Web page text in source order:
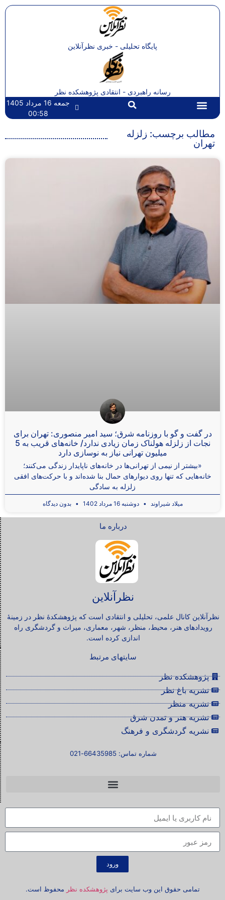
پایگاه تحلیلی - خبری نظرآنلاین
رسانه راهبردی - انتقادی پژوهشکده نظر
جمعه 16 مرداد 1405
00:58
مطالب برچسب: زلزله
تهران
در گفت و گو با روزنامه شرق؛ سید امیر منصوری: تهران برای
نجات از زلزله هولناک زمان زیادی ندارد/ خانه‌های قریب به 5
میلیون تهرانی نیاز به نوسازی دارد
«بیشتر از نیمی از تهرانی‌ها در خانه‌های ناپایدار زندگی می‌کنند؛
خانه‌هایی که تنها روی دیوارهای حمال بنا شده‌اند و با حرکت‌های افقی
زلزله به سادگی
میلاد شیراوند دوشنبه 16 مرداد 1402 بدون دیدگاه
درباره ما
نظرآنلاین
نظرآنلاین کانال علمی، تحلیلی و انتقادی است که پژوهشکدۀ نظر در زمینۀ
رویدادهای هنر، محیط، منظر، شهر، معماری، میراث و گردشگری راه
اندازی کرده است.
سایتهای مرتبط
پژوهشکده نظر
نشریه باغ نظر
نشریه منظر
نشریه هنر و تمدن شرق
نشریه گردشگری و فرهنگ
شماره تماس: 66435985-021
ورود
تمامی حقوق این وب سایت برای پژوهشکده نظر محفوظ است.